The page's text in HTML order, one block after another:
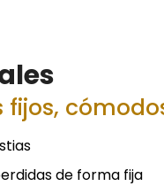
de forma fija